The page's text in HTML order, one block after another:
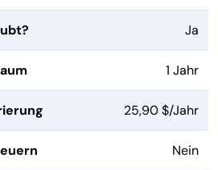
Ja
1 Jahr
25,90 $/Jahr
Nein